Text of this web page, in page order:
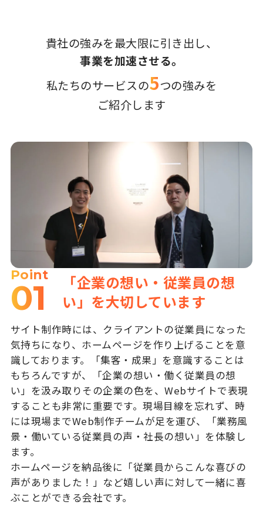
貴社の強みを最大限に引き出し、
事業を加速させる。
私たちのサービスの5つの強みを
ご紹介します
Point
01
「企業の想い・従業員の想
い」を大切しています
サイト制作時には、クライアントの従業員になった
気持ちになり、ホームページを作り上げることを意
識しております。「集客・成果」を意識することは
もちろんですが、「企業の想い・働く従業員の想
い」を汲み取りその企業の色を、Webサイトで表現
することも非常に重要です。現場目線を忘れず、時
には現場までWeb制作チームが足を運び、「業務風
景・働いている従業員の声・社長の想い」を体験し
ます。
ホームページを納品後に「従業員からこんな喜びの
声がありました！」など嬉しい声に対して一緒に喜
ぶことができる会社です。